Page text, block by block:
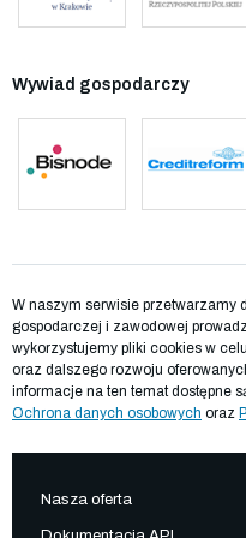
Wywiad gospodarczy
W naszym serwisie przetwarzamy
gospodarczej i zawodowej
wykorzystujemy pliki cookies w
oraz dalszego rozwoju
informacje na ten temat dostępne
Ochrona danych osobowych oraz
Nasza oferta